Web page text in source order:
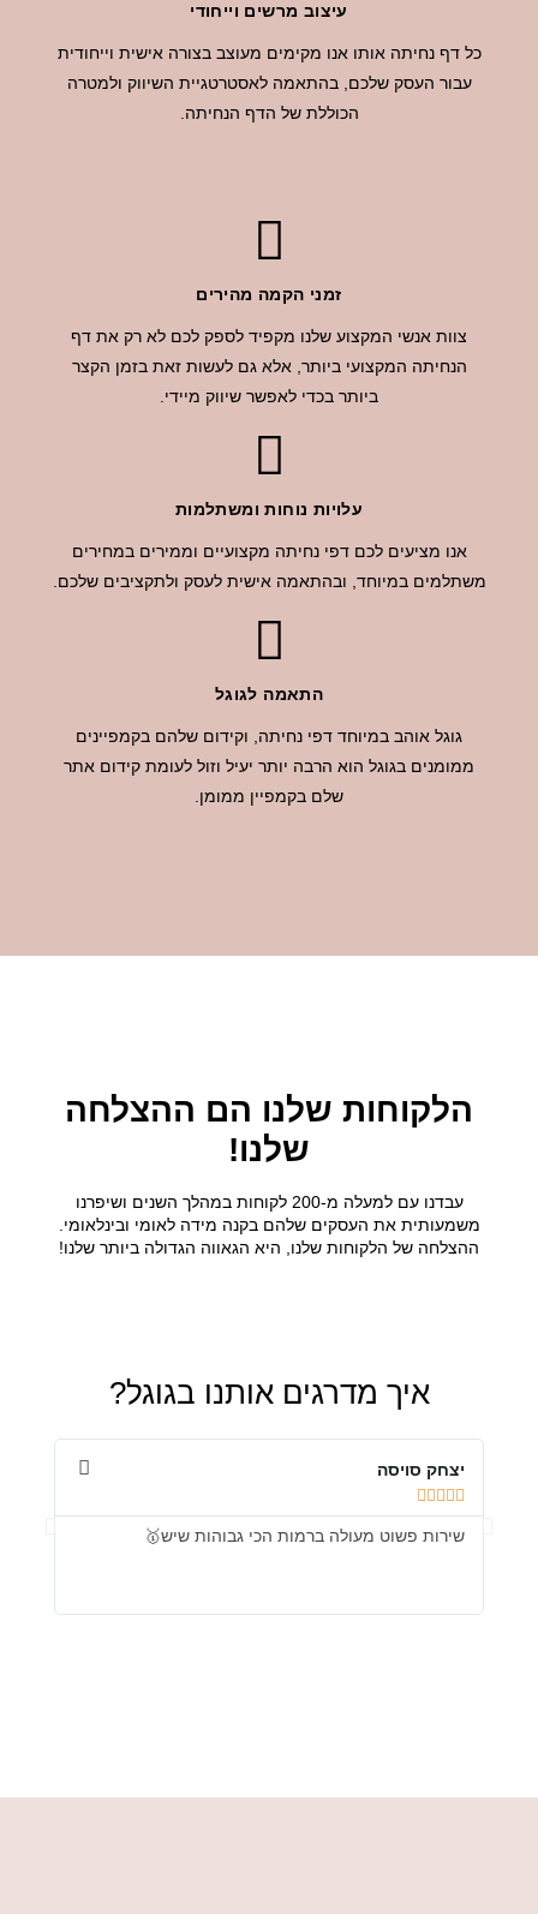
עיצוב מרשים וייחודי
כל דף נחיתה אותו אנו מקימים מעוצב בצורה אישית וייחודית
עבור העסק שלכם, בהתאמה לאסטרטגיית השיווק ולמטרה
הכוללת של הדף הנחיתה.
זמני הקמה מהירים
צוות אנשי המקצוע שלנו מקפיד לספק לכם לא רק את דף
הנחיתה המקצועי ביותר, אלא גם לעשות זאת בזמן הקצר
ביותר בכדי לאפשר שיווק מיידי.
עלויות נוחות ומשתלמות
אנו מציעים לכם דפי נחיתה מקצועיים וממירים במחירים
משתלמים במיוחד, ובהתאמה אישית לעסק ולתקציבים שלכם.
התאמה לגוגל
גוגל אוהב במיוחד דפי נחיתה, וקידום שלהם בקמפיינים
ממומנים בגוגל הוא הרבה יותר יעיל וזול לעומת קידום אתר
שלם בקמפיין ממומן.
הלקוחות שלנו הם ההצלחה
שלנו!
עבדנו עם למעלה מ-200 לקוחות במהלך השנים ושיפרנו
משמעותית את העסקים שלהם בקנה מידה לאומי ובינלאומי.
ההצלחה של הלקוחות שלנו, היא הגאווה הגדולה ביותר שלנו!
איך מדרגים אותנו בגוגל?
יצחק סויסה





שירות פשוט מעולה ברמות הכי גבוהות שיש🥇